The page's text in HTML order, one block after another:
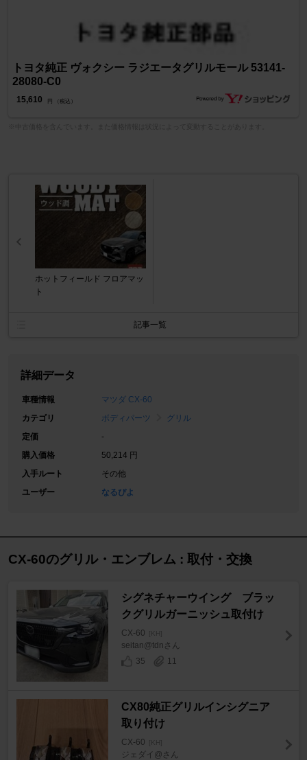
トヨタ純正 ヴォクシー ラジエータグリルモール 53141-
28080-C0
15,610 円 （税込）
ホットフィールド フロアマッ
ト
記事一覧
詳細データ
車種情報
マツダ CX-60
カテゴリ
ボディパーツ
グリル
定価
-
購入価格
50,214 円
入手ルート
その他
ユーザー
なるぴよ
CX-60のグリル・エンブレム : 取付・交換
シグネチャーウイング ブラッ
クグリルガーニッシュ取付け
CX-60 [KH]
seitan@tdnさん
35
11
CX80純正グリルインシグニア
取り付け
CX-60 [KH]
ジェダイ@さん